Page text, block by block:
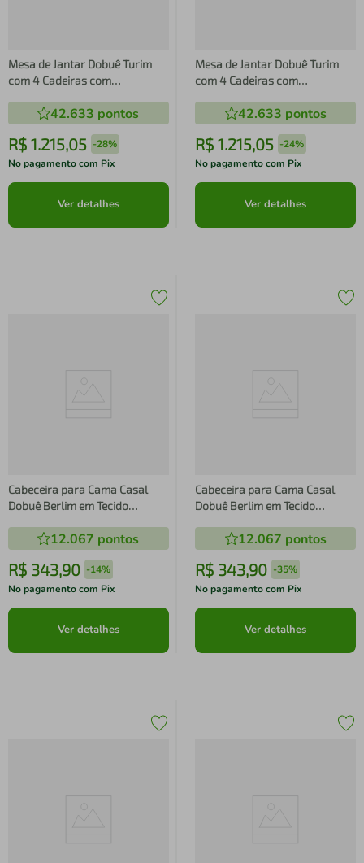
Mesa de Jantar Dobuê Turim
com 4 Cadeiras com
42.633 pontos
R$ 1.215,05 -28%
No pagamento com Pix
Ver detalhes
Mesa de Jantar Dobuê Turim
com 4 Cadeiras com
42.633 pontos
R$ 1.215,05 -24%
No pagamento com Pix
Ver detalhes
Cabeceira para Cama Casal
Dobuê Berlim em Tecido
12.067 pontos
R$ 343,90 -14%
No pagamento com Pix
Ver detalhes
Cabeceira para Cama Casal
Dobuê Berlim em Tecido
12.067 pontos
R$ 343,90 -35%
No pagamento com Pix
Ver detalhes